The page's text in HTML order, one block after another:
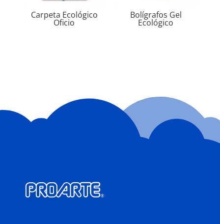
Carpeta Ecológico
Oficio
Bolígrafos Gel
Ecológico